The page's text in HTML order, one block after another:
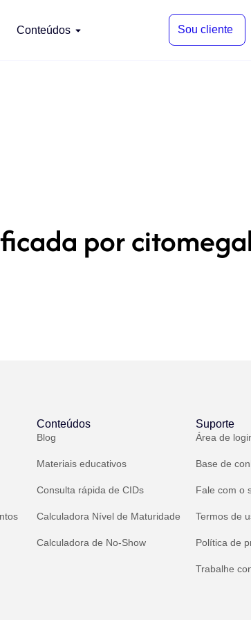
Conteúdos Sou cliente
por
Conteúdos
Blog
Materiais educativos
Consulta rápida de CIDs
Calculadora Nível de Maturidade
Calculadora de No-Show
Suporte
Área de
Base de
Fale com o
Termos de
Política de
Trabalhe